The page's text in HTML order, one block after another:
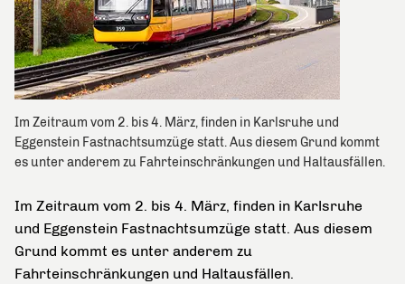
Im Zeitraum vom 2. bis 4. März, finden in Karlsruhe und
Eggenstein Fastnachtsumzüge statt. Aus diesem Grund kommt
es unter anderem zu Fahrteinschränkungen und Haltausfällen.
Im Zeitraum vom 2. bis 4. März, finden in Karlsruhe
und Eggenstein Fastnachtsumzüge statt. Aus diesem
Grund kommt es unter anderem zu
Fahrteinschränkungen und Haltausfällen.